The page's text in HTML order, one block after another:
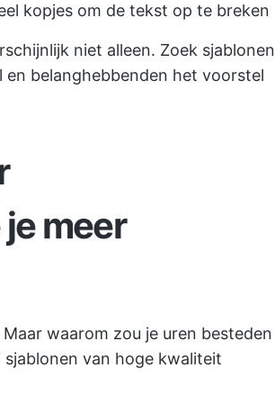
kopjes om de tekst op te breken
niet alleen. Zoek sjablonen
belanghebbenden het voorstel
meer
waarom zou je uren besteden
van hoge kwaliteit